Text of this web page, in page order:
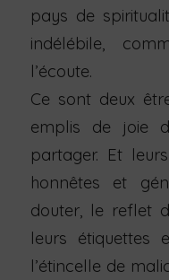
pays de
indélébile,
l’écoute.
Ce sont deux
emplis de joie
partager. Et
honnêtes et
douter, le reflet
leurs
l’étincelle de